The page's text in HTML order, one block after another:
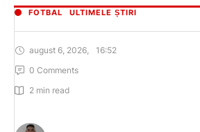
FOTBAL ULTIMELE ȘTIRI
august 6, 2026
16:52
0 Comments
2 min read